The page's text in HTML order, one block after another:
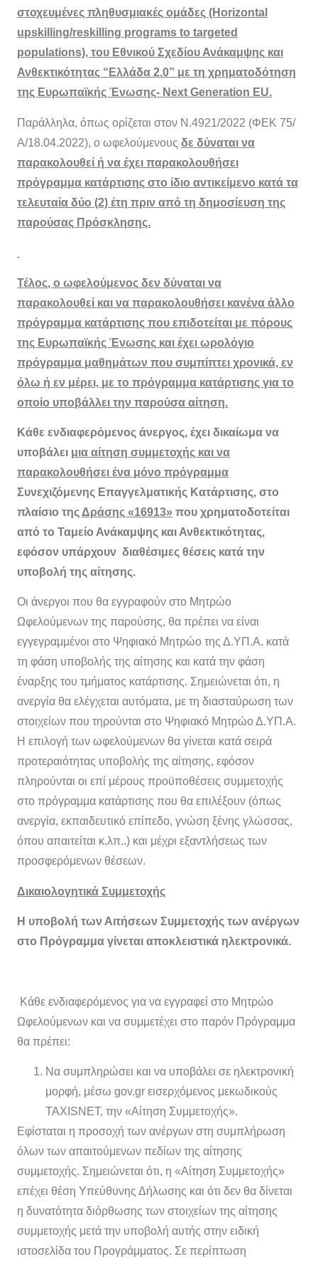
στοχευμένες πληθυσμιακές ομάδες (Horizontal
upskilling/reskilling programs to targeted
populations), του Εθνικού Σχεδίου Ανάκαμψης και
Ανθεκτικότητας “Ελλάδα 2.0” με τη χρηματοδότηση
της Ευρωπαϊκής Ένωσης- Next Generation EU.
Παράλληλα, όπως ορίζεται στον Ν.4921/2022 (ΦΕΚ 75/
Α/18.04.2022), ο ωφελούμενους δε δύναται να
παρακολουθεί ή να έχει παρακολουθήσει
πρόγραμμα κατάρτισης στο ίδιο αντικείμενο κατά τα
τελευταία δύο (2) έτη πριν από τη δημοσίευση της
παρούσας Πρόσκλησης.
Τέλος, ο ωφελούμενος δεν δύναται να
παρακολουθεί και να παρακολουθήσει κανένα άλλο
πρόγραμμα κατάρτισης που επιδοτείται με πόρους
της Ευρωπαϊκής Ένωσης και έχει ωρολόγιο
πρόγραμμα μαθημάτων που συμπίπτει χρονικά, εν
όλω ή εν μέρει, με το πρόγραμμα κατάρτισης για το
οποίο υποβάλλει την παρούσα αίτηση.
Κάθε ενδιαφερόμενος άνεργος, έχει δικαίωμα να
υποβάλει μια αίτηση συμμετοχής και να
παρακολουθήσει ένα μόνο πρόγραμμα
Συνεχιζόμενης Επαγγελματικής Κατάρτισης, στο
πλαίσιο της Δράσης «16913» που χρηματοδοτείται
από το Ταμείο Ανάκαμψης και Ανθεκτικότητας,
εφόσον υπάρχουν διαθέσιμες θέσεις κατά την
υποβολή της αίτησης.
Οι άνεργοι που θα εγγραφούν στο Μητρώο
Ωφελούμενων της παρούσης, θα πρέπει να είναι
εγγεγραμμένοι στο Ψηφιακό Μητρώο της Δ.ΥΠ.Α. κατά
τη φάση υποβολής της αίτησης και κατά την φάση
έναρξης του τμήματος κατάρτισης. Σημειώνεται ότι, η
ανεργία θα ελέγχεται αυτόματα, με τη διασταύρωση των
στοιχείων που τηρούνται στο Ψηφιακό Μητρώο Δ.ΥΠ.Α.
Η επιλογή των ωφελούμενων θα γίνεται κατά σειρά
προτεραιότητας υποβολής της αίτησης, εφόσον
πληρούνται οι επί μέρους προϋποθέσεις συμμετοχής
στο πρόγραμμα κατάρτισης που θα επιλέξουν (όπως
ανεργία, εκπαιδευτικό επίπεδο, γνώση ξένης γλώσσας,
όπου απαιτείται κ.λπ..) και μέχρι εξαντλήσεως των
προσφερόμενων θέσεων.
Δικαιολογητικά Συμμετοχής
Η υποβολή των Αιτήσεων Συμμετοχής των ανέργων
στο Πρόγραμμα γίνεται αποκλειστικά ηλεκτρονικά.
Κάθε ενδιαφερόμενος για να εγγραφεί στο Μητρώο
Ωφελούμενων και να συμμετέχει στο παρόν Πρόγραμμα
θα πρέπει:
Να συμπληρώσει και να υποβάλει σε ηλεκτρονική
μορφή, μέσω gov.gr εισερχόμενος μεκωδικούς
TAXISNET, την «Αίτηση Συμμετοχής».
Εφίσταται η προσοχή των ανέργων στη συμπλήρωση
όλων των απαιτούμενων πεδίων της αίτησης
συμμετοχής. Σημειώνεται ότι, η «Αίτηση Συμμετοχής»
επέχει θέση Υπεύθυνης Δήλωσης και ότι δεν θα δίνεται
η δυνατότητα διόρθωσης των στοιχείων της αίτησης
συμμετοχής μετά την υποβολή αυτής στην ειδική
ιστοσελίδα του Προγράμματος. Σε περίπτωση